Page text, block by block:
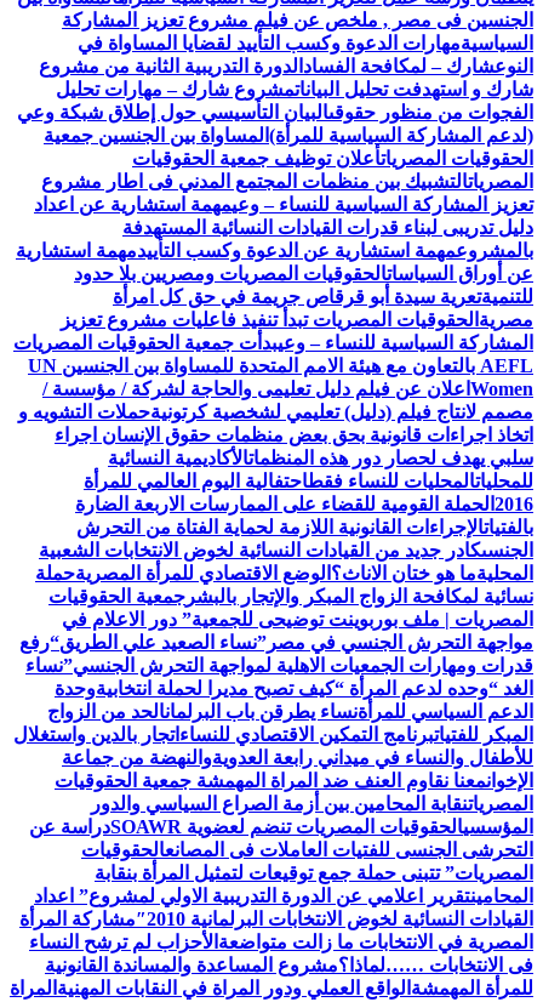
الجنسين فى مصر , ملخص عن فيلم مشروع تعزيز المشاركة
السياسيةمهارات الدعوة وكسب التأييد لقضايا المساواة في
النوعشارك – لمكافحة الفساد الدورة التدريبية الثانية من مشروع
شارك و استهدفت تحليل البياناتمشروع شارك – مهارات تحليل
الفجوات من منظور حقوقىالبيان التأسيسي حول إطلاق شبكة وعي
(لدعم المشاركة السياسية للمرأة) المساواة بين الجنسين جمعية
الحقوقيات المصرياتأعلان توظيف جمعية الحقوقيات
المصرياتالتشبيك بين منظمات المجتمع المدني فى اطار مشروع
تعزيز المشاركة السياسية للنساء – وعيمهمة استشارية عن اعداد
دليل تدريبى لبناء قدرات القيادات النسائية المستهدفة
بالمشروعمهمة استشارية عن الدعوة وكسب التأييدمهمة استشارية
عن أوراق السياساتالحقوقيات المصريات ومصريين بلا حدود
للتنميةتعرية سيدة أبو قرقاص جريمة في حق كل امرأة
مصرية الحقوقيات المصريات تبدأ تنفيذ فاعليات مشروع تعزيز
المشاركة السياسية للنساء – وعيبدأت جمعية الحقوقيات المصريات
AEFL بالتعاون مع هيئة الامم المتحدة للمساواة بين الجنسين UN
Women اعلان عن فيلم دليل تعليمى والحاجة لشركة / مؤسسة /
مصمم لانتاج فيلم (دليل) تعليمي لشخصية كرتونيةحملات التشويه و
اتخاذ اجراءات قانونية بحق بعض منظمات حقوق الإنسان اجراء
سلبي يهدف لحصار دور هذه المنظماتالأكاديمية النسائية
للمحلياتالمحليات للنساء فقطاحتفالية اليوم العالمي للمرأة
2016 الحملة القومية للقضاء على الممارسات الاربعة الضارة
بالفتياتالإجراءات القانونية اللازمة لحماية الفتاة من التحرش
الجنسىكادر جديد من القيادات النسائية لخوض الانتخابات الشعبية
المحليةما هو ختان الاناث؟ الوضع الاقتصادي للمرأة المصريةحملة
نسائية لمكافحة الزواج المبكر والإتجار بالبشر جمعية الحقوقيات
المصريات | ملف بوربوينت توضيحى للجمعية” دور الاعلام في
مواجهة التحرش الجنسي في مصر”نساء الصعيد علي الطريق“رفع
قدرات ومهارات الجمعيات الاهلية لمواجهة التحرش الجنسي”نساء
الغد “وحده لدعم المرأة “كيف تصبح مديرا لحملة انتخابيةوحدة
الدعم السياسي للمرأةنساء يطرقن باب البرلمانالحد من الزواج
المبكر للفتياتبرنامج التمكين الاقتصادي للنساء اتجار بالدين واستغلال
للأطفال والنساء في ميداني رابعة العدويةوالنهضة من جماعة
الإخوانمعنا نقاوم العنف ضد المراة المهمشة جمعية الحقوقيات
المصرياتنقابة المحامين بين أزمة الصراع السياسي والدور
المؤسسيالحقوقيات المصريات تنضم لعضوية SOAWR
دراسة عن
التحرشى الجنسى للفتيات العاملات فى المصانعالحقوقيات
المصريات” تتبنى حملة جمع توقيعات لتمثيل المرأة بنقابة
المحامينتقرير اعلامي عن الدورة التدريبية الاولي لمشروع” اعداد
القيادات النسائية لخوض الانتخابات البرلمانية 2010″
مشاركة المرأة
المصرية في الانتخابات ما زالت متواضعة الأحزاب لم ترشح النساء
فى الانتخابات ……لماذا؟مشروع المساعدة والمساندة القانونية
للمرأة المهمشة الواقع العملي ودور المراة في النقابات المهنية المراة